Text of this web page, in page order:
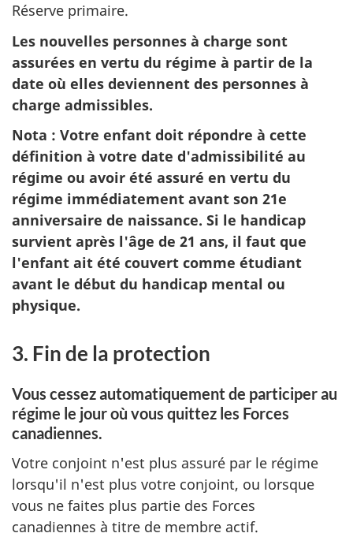
Réserve primaire.
Les nouvelles personnes à charge sont
assurées en vertu du régime à partir de la
date où elles deviennent des personnes à
charge admissibles.
Nota : Votre enfant doit répondre à cette
définition à votre date d'admissibilité au
régime ou avoir été assuré en vertu du
régime immédiatement avant son 21e
anniversaire de naissance. Si le handicap
survient après l'âge de 21 ans, il faut que
l'enfant ait été couvert comme étudiant
avant le début du handicap mental ou
physique.
3. Fin de la protection
Vous cessez automatiquement de participer au
régime le jour où vous quittez les Forces
canadiennes.
Votre conjoint n'est plus assuré par le régime
lorsqu'il n'est plus votre conjoint, ou lorsque
vous ne faites plus partie des Forces
canadiennes à titre de membre actif.